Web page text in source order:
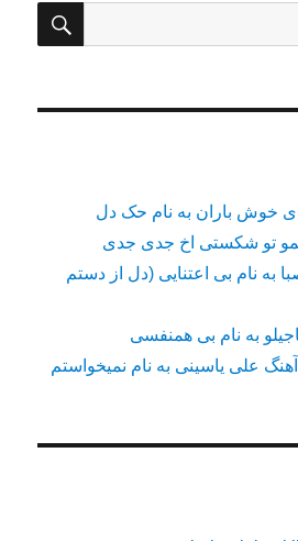
خوش باران به نام حک دل
تو شکستی اخ جدی جدی
به نام بی اعتنایی (دل از دستم
به نام بی همنفسی
علی یاسینی به نام نمیخواستم